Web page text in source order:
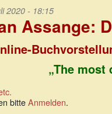
2020 - 18:15
Assange:
„The most
bitteAnmelden.